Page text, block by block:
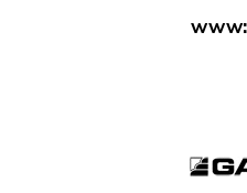
www: